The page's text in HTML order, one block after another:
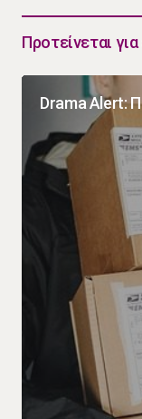
Προτείνεται
Drama Alert: